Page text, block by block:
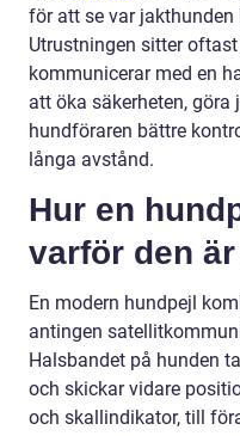
för att se var jakthunden
Utrustningen sitter
kommunicerar med en
att öka säkerheten,
hundföraren bättre
långa avstånd.
Hur en
varför den
En modern hundpejl
antingen
Halsbandet på hunden
och skickar vidare
och skallindikator, till